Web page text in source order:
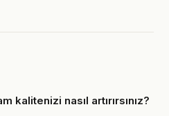
kalitenizi nasıl artırırsınız?